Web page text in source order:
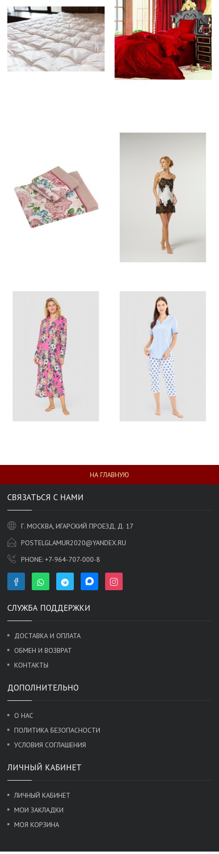
НА ГЛАВНУЮ
СВЯЗАТЬСЯ С НАМИ
Г. МОСКВА, ИГАРСКИЙ ПРОЕЗД, Д. 17
POSTELGLAMUR2020@YANDEX.RU
PHONE: +7-964-707-000-8
СЛУЖБА ПОДДЕРЖКИ
ДОСТАВКА И ОПЛАТА
ОБМЕН И ВОЗВРАТ
КОНТАКТЫ
ДОПОЛНИТЕЛЬНО
О НАС
ПОЛИТИКА БЕЗОПАСНОСТИ
УСЛОВИЯ СОГЛАШЕНИЯ
ЛИЧНЫЙ КАБИНЕТ
ЛИЧНЫЙ КАБИНЕТ
МОИ ЗАКЛАДКИ
МОЯ КОРЗИНА